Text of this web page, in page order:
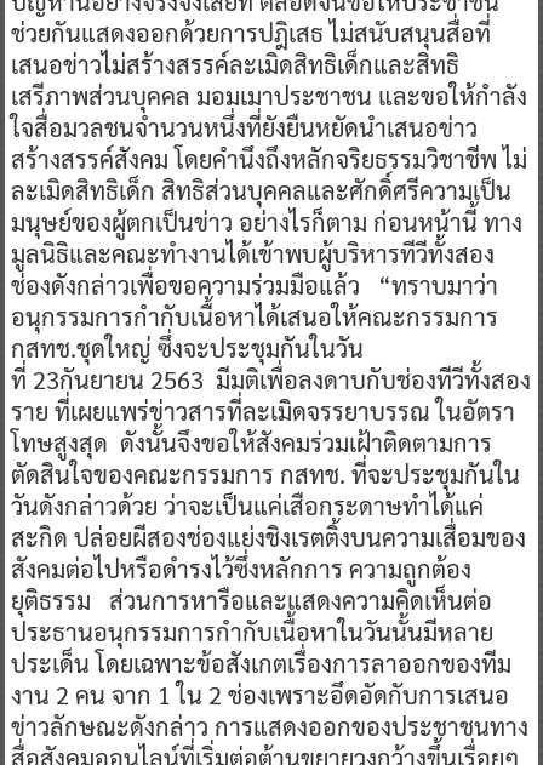
ช่วยกันแสดงออกด้วยการปฎิเสธ ไม่สนับสนุนสื่อที่
เสนอข่าวไม่สร้างสรรค์ละเมิดสิทธิเด็กและสิทธิ
เสรีภาพส่วนบุคคล มอมเมาประชาชน และขอให้กำลัง
ใจสื่อมวลชนจำนวนหนึ่งที่ยังยืนหยัดนำเสนอข่าว
สร้างสรรค์สังคม โดยคำนึงถึงหลักจริยธรรมวิชาชีพ ไม่
ละเมิดสิทธิเด็ก สิทธิส่วนบุคคลและศักดิ์ศรีความเป็น
มนุษย์ของผู้ตกเป็นข่าว อย่างไรก็ตาม ก่อนหน้านี้ ทาง
มูลนิธิและคณะทำงานได้เข้าพบผู้บริหารทีวีทั้งสอง
ช่องดังกล่าวเพื่อขอความร่วมมือแล้ว “ทราบมาว่า
อนุกรรมการกำกับเนื้อหาได้เสนอให้คณะกรรมการ
กสทช.ชุดใหญ่ ซึ่งจะประชุมกันในวัน
ที่ 23กันยายน 2563 มีมติเพื่อลงดาบกับช่องทีวีทั้งสอง
ราย ที่เผยแพร่ข่าวสารที่ละเมิดจรรยาบรรณ ในอัตรา
โทษสูงสุด ดังนั้นจึงขอให้สังคมร่วมเฝ้าติดตามการ
ตัดสินใจของคณะกรรมการ กสทช. ที่จะประชุมกันใน
วันดังกล่าวด้วย ว่าจะเป็นแค่เสือกระดาษทำได้แค่
สะกิด ปล่อยผีสองช่องแย่งชิงเรตติ้งบนความเสื่อมของ
สังคมต่อไปหรือดำรงไว้ซึ่งหลักการ ความถูกต้อง
ยุติธรรม ส่วนการหารือและแสดงความคิดเห็นต่อ
ประธานอนุกรรมการกำกับเนื้อหาในวันนั้นมีหลาย
ประเด็น โดยเฉพาะข้อสังเกตเรื่องการลาออกของทีม
งาน 2 คน จาก 1 ใน 2 ช่องเพราะอึดอัดกับการเสนอ
ข่าวลักษณะดังกล่าว การแสดงออกของประชาชนทาง
สื่อสังคมออนไลน์ที่เริ่มต่อต้านขยายวงกว้างขึ้นเรื่อยๆ